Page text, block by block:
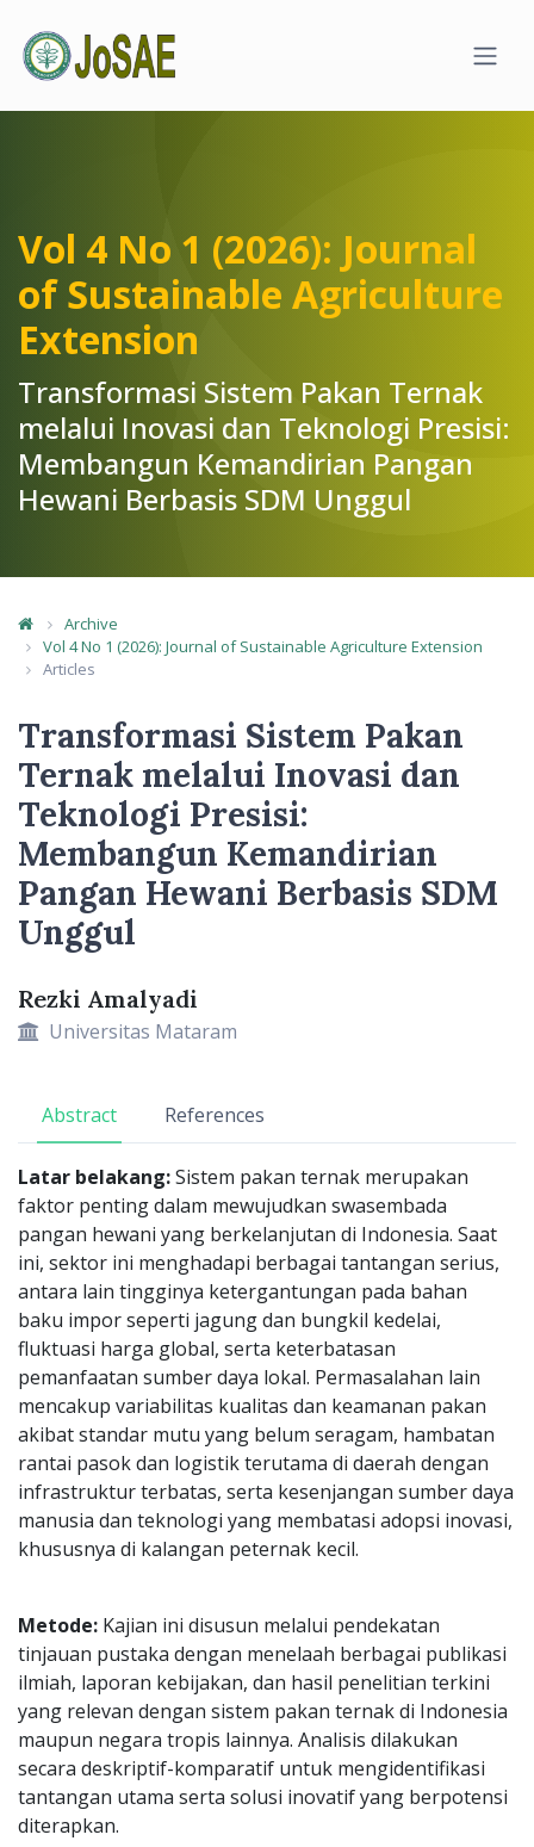
Quick jump to page content
Vol 4 No 1 (2026): Journal
of Sustainable Agriculture
Extension
Transformasi Sistem Pakan Ternak
melalui Inovasi dan Teknologi Presisi:
Membangun Kemandirian Pangan
Hewani Berbasis SDM Unggul
Article Details
Archive
Vol 4 No 1 (2026): Journal of Sustainable Agriculture Extension
Articles
Transformasi Sistem Pakan
Ternak melalui Inovasi dan
Teknologi Presisi:
Membangun Kemandirian
Pangan Hewani Berbasis SDM
Unggul
Main Article Content
Rezki Amalyadi
Universitas Mataram
Abstract References
Latar belakang:Sistem pakan ternak merupakan
faktor penting dalam mewujudkan swasembada
pangan hewani yang berkelanjutan di Indonesia. Saat
ini, sektor ini menghadapi berbagai tantangan serius,
antara lain tingginya ketergantungan pada bahan
baku impor seperti jagung dan bungkil kedelai,
fluktuasi harga global, serta keterbatasan
pemanfaatan sumber daya lokal. Permasalahan lain
mencakup variabilitas kualitas dan keamanan pakan
akibat standar mutu yang belum seragam, hambatan
rantai pasok dan logistik terutama di daerah dengan
infrastruktur terbatas, serta kesenjangan sumber daya
manusia dan teknologi yang membatasi adopsi inovasi,
khususnya di kalangan peternak kecil.
Metode: Kajian ini disusun melalui pendekatan
tinjauan pustaka dengan menelaah berbagai publikasi
ilmiah, laporan kebijakan, dan hasil penelitian terkini
yang relevan dengan sistem pakan ternak di Indonesia
maupun negara tropis lainnya. Analisis dilakukan
secara deskriptif-komparatif untuk mengidentifikasi
tantangan utama serta solusi inovatif yang berpotensi
diterapkan.